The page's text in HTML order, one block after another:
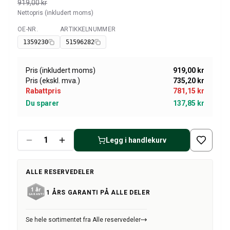
Amazon dekk/felg/navkapsler
Reservedeler til 1800
1800 Bremsesystem
1800 Drivstoff/Avgassystem
Volvo 1800 Karosseri
1800 Kjølesystem
1800 Motorregulering
1800 Motordeler
1800 Forvogn
Varme/Friskluftsanlegg 1800 (1961–73)
1800 Dekk/Felg
Reservedeler til 140/164
Volvo 140/164 karosseri
140/164 Bremsesystem
140/164 Elsystem
919,00 kr
Nettopris (inkludert moms)
Tilgjengelig
OE-NR.
1359230
ARTIKKELNUMMER
51596282
Pris (inkludert moms)
919,00 kr
Pris (ekskl. mva.)
735,20 kr
Rabattpris
781,15 kr
Du sparer
137,85 kr
Legg i handlekurv
ALLE RESERVEDELER
1 ÅRS GARANTI PÅ ALLE DELER
Se hele sortimentet fra Alle reservedeler